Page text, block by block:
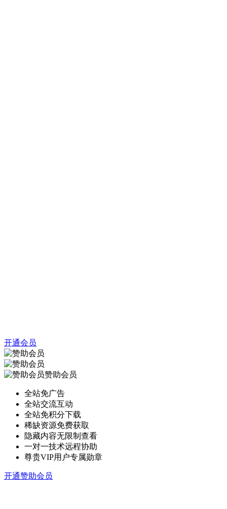
开通会员
赞助会员
全站免广告
全站交流互动
全站免积分下载
稀缺资源免费获取
隐藏内容无限制查看
一对一技术远程协助
尊贵VIP用户专属勋章
开通赞助会员